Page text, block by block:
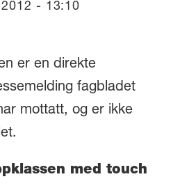
- 13:10
er en direkte
fagbladet
mottatt, og er ikke
med touch